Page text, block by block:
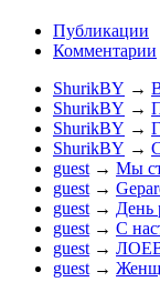
Публикации
Комментарии
ShurikBY →
ShurikBY →
ShurikBY →
ShurikBY →
guest → Мы
guest →
guest → День
guest → С
guest →
guest →